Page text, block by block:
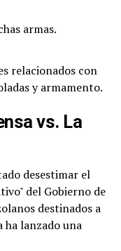
armas.
relacionados con
y armamento.
vs. La
desestimar el
del Gobierno de
destinados a
ha lanzado una